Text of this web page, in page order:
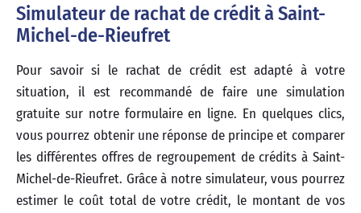
Simulateur de rachat de crédit à Saint-
Michel-de-Rieufret
Pour savoir si le rachat de crédit est adapté à votre
situation, il est recommandé de faire une simulation
gratuite sur notre formulaire en ligne. En quelques clics,
vous pourrez obtenir une réponse de principe et comparer
les différentes offres de regroupement de crédits à Saint-
Michel-de-Rieufret. Grâce à notre simulateur, vous pourrez
estimer le coût total de votre crédit, le montant de vos